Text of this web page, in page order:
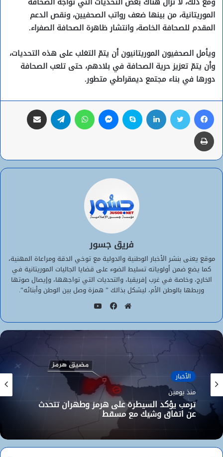
الموريتانية، من بينها ضعف رواتب الصحفيين، ونقص الدعم
المقدم للصحافة الخاصة، وانتشار ظاهرة الصحافة الصفراء.
ويأمل الصحفيون الموريتانيون أن يتمّ التغلب على هذه التحديات،
وأن يتمّ تعزيز حرية الصحافة في بلادهم، حتى تلعب الصحافة
دورها في بناء مجتمع ديمقراطي متطور.
فيسبوك تويتر لينكدإن سكايب ماسنجر واتساب تيلقرام
طباعة
فريق جسور
موقع يعنى بنشر الأخبار الوطنية والدولية مع توخي الدقة ومراعاة المهنية،
كما يضع ضمن أولوياته تسليط الضوء على قضايا الجاليات الموريتانية في
الخارج، وخاصة في غرب إفريقيا، والتحديات التي تواجهها، وإيصال صوتها
وربطها بالوطن الأم، ليشكل بذالك ” همزة وصل بين الوطن وأبنائه”.
الويب
الأخبار
منذ يومين
ترمب يؤكد السيطرة على هرمز وطهران تتحدث
عن اتفاق وشيك مع مسقط